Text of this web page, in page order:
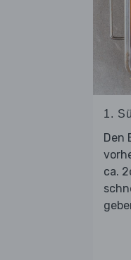
1.
Den
ca.